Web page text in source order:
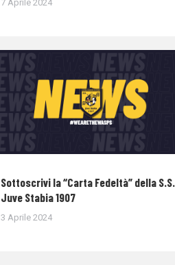
7 Aprile 2024
Sottoscrivi la “Carta Fedeltà” della S.S.
Juve Stabia 1907
3 Aprile 2024